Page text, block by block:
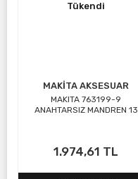
Tükendi
MAKİTA AKSESUAR
MAKITA 763199-9
ANAHTARSIZ MANDREN 13
1.974,61 TL